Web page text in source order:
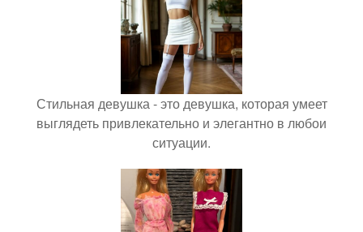
Стильная девушка - это девушка, которая умеет
выглядеть привлекательно и элегантно в любои
ситуации.